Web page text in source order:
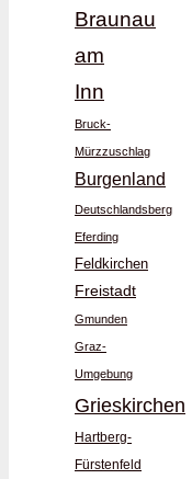
Braunau
am
Inn
Bruck-
Mürzzuschlag
Burgenland
Deutschlandsberg
Eferding
Feldkirchen
Freistadt
Gmunden
Graz-
Umgebung
Grieskirchen
Hartberg-
Fürstenfeld